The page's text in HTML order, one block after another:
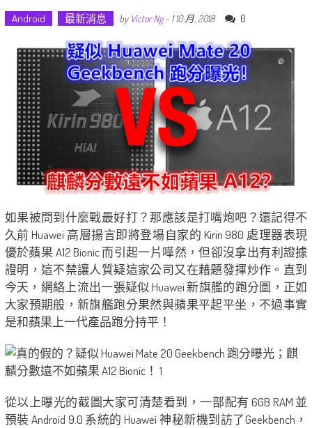
Android 最新消息 by Victor Ng- 1 10 月, 2018 0
如果被問到什麼戰最好打？那應該是打嘴炮吧？還記得不
久前 Huawei 高層揚言即將登場自家的 Kirin 980 處理器表現
優於蘋果 A12 Bionic 而引起一片嘩然，但卻沒拿出有利證據
證明，這不禁讓人質疑這家公司又在藉題發揮炒作。直到
今天，網絡上流出一張疑似 Huawei 新旗艦的跑分圖，正如
大家預期般，新旗艦跑分果然與蘋果平起平坐，不過事實
是和蘋果上一代產品跑分持平！
從以上曝光的截圖大家可清楚看到，一部配有 6GB RAM 並
預裝 Android 9.0 系統的 Huawei 神秘新機到訪了Geekbench，